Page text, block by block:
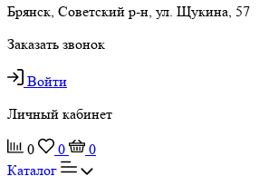
Брянск, Советский р-н, ул. Щукина, 57
Заказать звонок
Войти
Личный кабинет
0 0
0
Каталог